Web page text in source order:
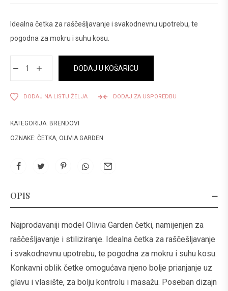
Idealna četka za raščešljavanje i svakodnevnu upotrebu, te
pogodna za mokru i suhu kosu.
DODAJ U KOŠARICU
DODAJ NA LISTU ŽELJA DODAJ ZA USPOREDBU
KATEGORIJA: BRENDOVI
OZNAKE: ČETKA, OLIVIA GARDEN
OPIS
Najprodavaniji model Olivia Garden četki, namijenjen za
raščešljavanje i stiliziranje. Idealna četka za raščešljavanje
i svakodnevnu upotrebu, te pogodna za mokru i suhu kosu.
Konkavni oblik četke omogućava njeno bolje prianjanje uz
glavu i vlasište, za bolju kontrolu i masažu. Poseban dizajn